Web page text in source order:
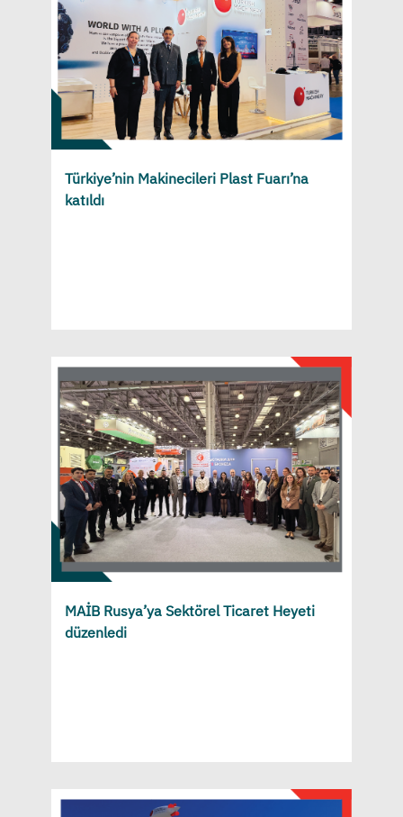
Türkiye’nin Makinecileri Plast Fuarı’na
katıldı
MAİB Rusya’ya Sektörel Ticaret Heyeti
düzenledi